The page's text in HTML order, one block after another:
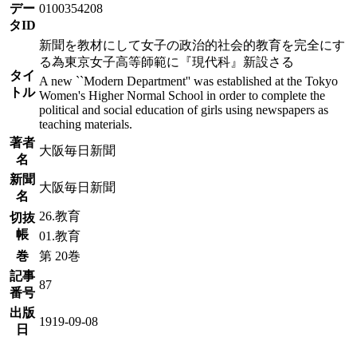
デー
タID
0100354208
タイ
トル
新聞を教材にして女子の政治的社会的教育を完全にす
る為東京女子高等師範に『現代科』新設さる
A new ``Modern Department'' was established at the Tokyo
Women's Higher Normal School in order to complete the
political and social education of girls using newspapers as
teaching materials.
著者
名
大阪毎日新聞
新聞
名
大阪毎日新聞
切抜
帳
26.教育
01.教育
巻
第 20巻
記事
番号
87
出版
日
1919-09-08